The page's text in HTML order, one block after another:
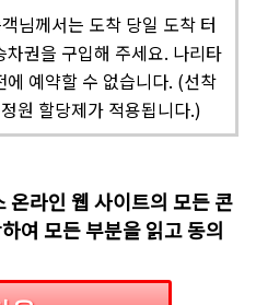
님께서는 도착 당일 도착 터
권을 구입해 주세요. 나리타
예약할 수 없습니다. (선착
원 할당제가 적용됩니다.)
온라인 웹 사이트의 모든 콘
여 모든 부분을 읽고 동의